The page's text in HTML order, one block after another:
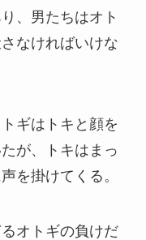
、男たちはオト
なければいけな
ギはトキと顔を
が、トキはまっ
を掛けてくる。
オトギの負けだ